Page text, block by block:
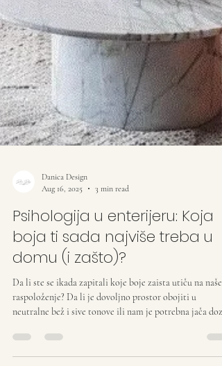
Danica Design
Aug 16, 2025
Psihologija u enterijeru: Koja
boja ti sada najviše treba u
domu (i zašto)?
Da li ste se ikada zapitali koje boje zaista utiču na naše
raspoloženje? Da li je dovoljno prostor obojiti u